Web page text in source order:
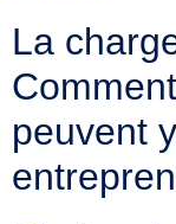
La
peuvent